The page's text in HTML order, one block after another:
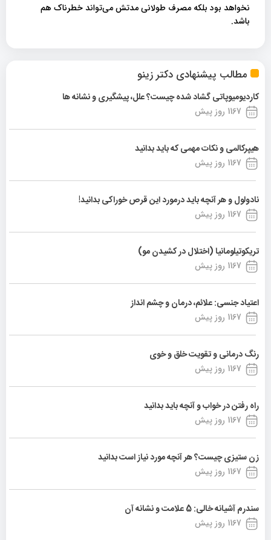
مطالب پیشنهادی دکتر زینو
کاردیومیوپاتی گشاد شده چیست؟ علل، پیشگیری و نشانه ها
1167 روز پیش
هیپرکالمی و نکات مهمی که باید بدانید
1167 روز پیش
نادولول و هر آنچه باید درمورد این قرص خوراکی بدانید!
1167 روز پیش
تریکوتیلومانیا (اختلال در کشیدن مو)
1167 روز پیش
اعتیاد جنسی: علائم، درمان و چشم انداز
1167 روز پیش
رنگ درمانی و تقویت خلق و خوی
1167 روز پیش
راه رفتن در خواب و آنچه باید بدانید
1167 روز پیش
زن ستیزی چیست؟ هر آنچه مورد نیاز است بدانید
1167 روز پیش
سندرم آشیانه خالی: 5 علامت و نشانه آن
1167 روز پیش
نخواهد بود بلکه مصرف طولانی مدتش می‌تواند خطرناک هم
باشد.